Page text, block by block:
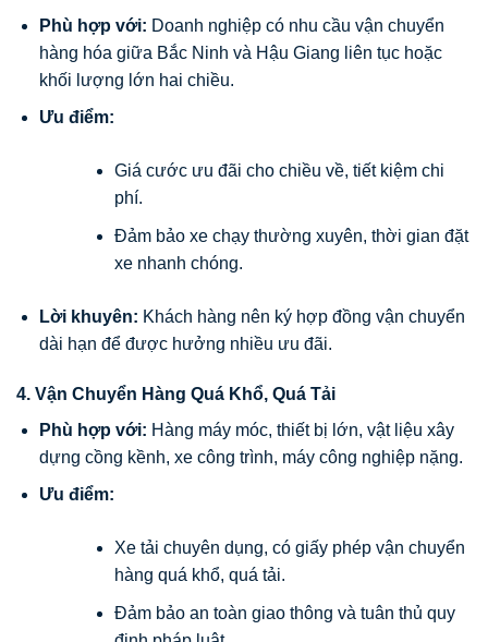
Phù hợp với: Doanh nghiệp có nhu cầu vận chuyển
hàng hóa giữa Bắc Ninh và Hậu Giang liên tục hoặc
khối lượng lớn hai chiều.
Ưu điểm:
Giá cước ưu đãi cho chiều về, tiết kiệm chi
phí.
Đảm bảo xe chạy thường xuyên, thời gian đặt
xe nhanh chóng.
Lời khuyên: Khách hàng nên ký hợp đồng vận chuyển
dài hạn để được hưởng nhiều ưu đãi.
4. Vận Chuyển Hàng Quá Khổ, Quá Tải
Phù hợp với: Hàng máy móc, thiết bị lớn, vật liệu xây
dựng cồng kềnh, xe công trình, máy công nghiệp nặng.
Ưu điểm:
Xe tải chuyên dụng, có giấy phép vận chuyển
hàng quá khổ, quá tải.
Đảm bảo an toàn giao thông và tuân thủ quy